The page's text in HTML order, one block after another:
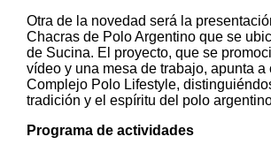
Otra de la novedad será la
Chacras de Polo Argentino que se
de Sucina. El proyecto, que se
vídeo y una mesa de trabajo, apunta a
Complejo Polo Lifestyle,
tradición y el espíritu del polo
Programa de actividades